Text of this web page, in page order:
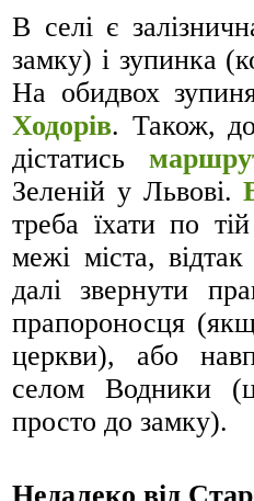
В селі є
замку) і зупинка
На обидвох
Ходорів. Також,
дістатись
Зеленій у Львові.
треба їхати по
межі міста,
далі звернути
прапороносця
церкви), або
селом Водники
просто до замку).